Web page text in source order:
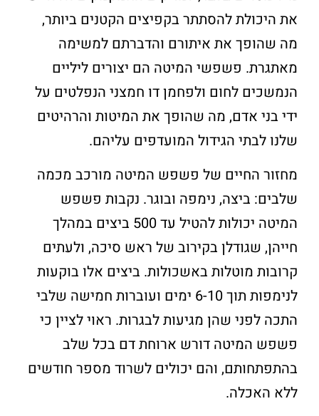
את היכולת להסתתר בקפיצים הקטנים ביותר,
מה שהופך את איתורם והדברתם למשימה
מאתגרת. פשפשי המיטה הם יצורים ליליים
הנמשכים לחום ולפחמן דו חמצני הנפלטים על
ידי בני אדם, מה שהופך את המיטות והרהיטים
שלנו לבתי הגידול המועדפים עליהם.
מחזור החיים של פשפש המיטה מורכב מכמה
שלבים: ביצה, נימפה ובוגר. נקבות פשפש
המיטה יכולות להטיל עד 500 ביצים במהלך
חייהן, שגודלן בקירוב של ראש סיכה, ולעתים
קרובות מוטלות באשכולות. ביצים אלו בוקעות
לנימפות תוך 6-10 ימים ועוברות חמישה שלבי
התכה לפני שהן מגיעות לבגרות. ראוי לציין כי
פשפש המיטה דורש ארוחת דם בכל שלב
בהתפתחותם, והם יכולים לשרוד מספר חודשים
ללא האכלה.